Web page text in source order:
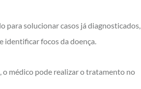
para solucionar casos já diagnosticados,
identificar focos da doença.
o médico pode realizar o tratamento no